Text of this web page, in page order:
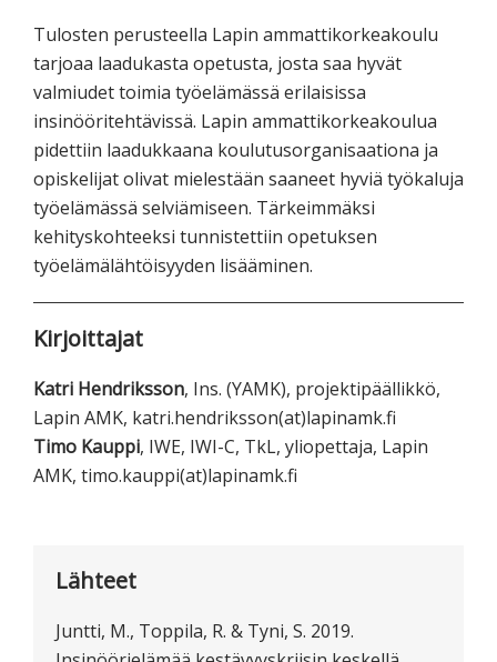
Tulosten perusteella Lapin ammattikorkeakoulu
tarjoaa laadukasta opetusta, josta saa hyvät
valmiudet toimia työelämässä erilaisissa
insinööritehtävissä. Lapin ammattikorkeakoulua
pidettiin laadukkaana koulutusorganisaationa ja
opiskelijat olivat mielestään saaneet hyviä työkaluja
työelämässä selviämiseen. Tärkeimmäksi
kehityskohteeksi tunnistettiin opetuksen
työelämälähtöisyyden lisääminen.
Kirjoittajat
Katri Hendriksson, Ins. (YAMK), projektipäällikkö,
Lapin AMK, katri.hendriksson(at)lapinamk.fi
Timo Kauppi, IWE, IWI-C, TkL, yliopettaja, Lapin
AMK, timo.kauppi(at)lapinamk.fi
Lähteet
Juntti, M., Toppila, R. & Tyni, S. 2019.